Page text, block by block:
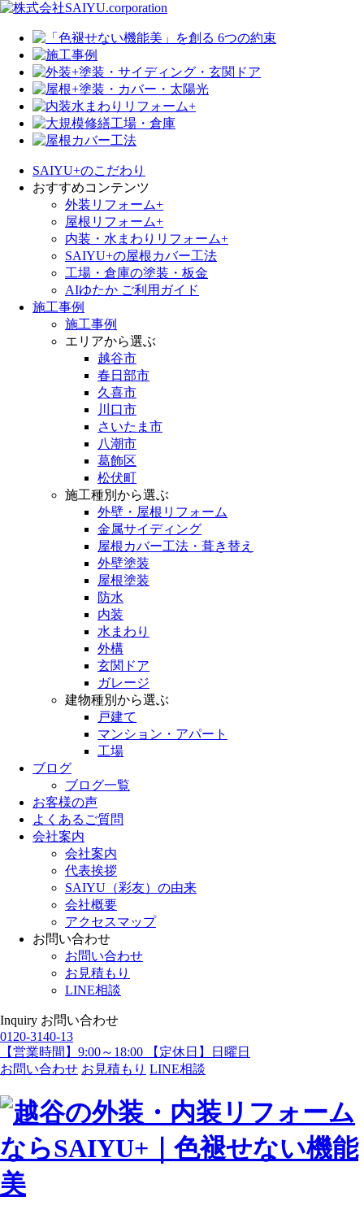
SAIYU+のこだわり
おすすめコンテンツ
外装リフォーム+
屋根リフォーム+
内装・水まわりリフォーム+
SAIYU+の屋根カバー工法
工場・倉庫の塗装・板金
AIゆたか ご利用ガイド
施工事例
施工事例
エリアから選ぶ
越谷市
春日部市
久喜市
川口市
さいたま市
八潮市
葛飾区
松伏町
施工種別から選ぶ
外壁・屋根リフォーム
金属サイディング
屋根カバー工法・葺き替え
外壁塗装
屋根塗装
防水
内装
水まわり
外構
玄関ドア
ガレージ
建物種別から選ぶ
戸建て
マンション・アパート
工場
ブログ
ブログ一覧
お客様の声
よくあるご質問
会社案内
会社案内
代表挨拶
SAIYU（彩友）の由来
会社概要
アクセスマップ
お問い合わせ
お問い合わせ
お見積もり
LINE相談
Inquiry お問い合わせ
0120-3140-13
【営業時間】9:00～18:00 【定休日】日曜日
お問い合わせ お見積もり LINE相談